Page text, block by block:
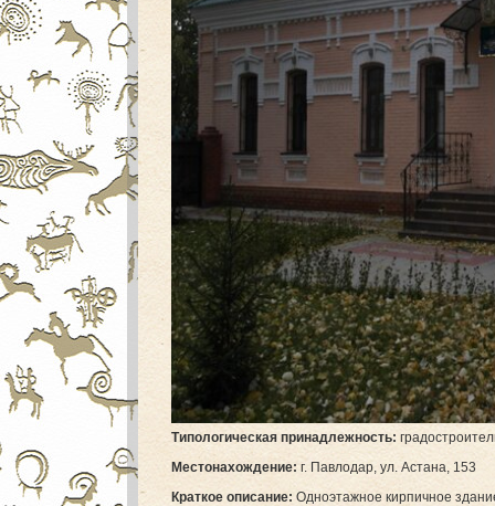
Типологическая принадлежность:
Местонахождение: г. Павлодар, ул. Астана, 153
Краткое описание: Одноэтажное кирпичное